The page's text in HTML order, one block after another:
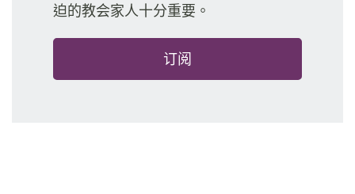
迫的教会家人十分重要。
订阅